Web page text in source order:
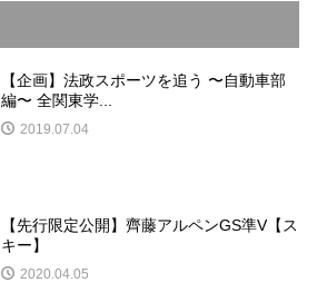
【企画】法政スポーツを追う 〜自動車部
編〜 全関東学...
2019.07.04
【先行限定公開】齊藤アルペンGS準V【ス
キー】
2020.04.05